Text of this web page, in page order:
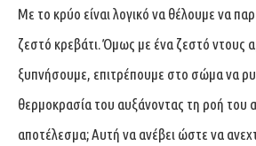
Με το κρύο είναι λογικό να θέλουμε να
ζεστό κρεβάτι. Όμως με ένα ζεστό ντους
ξυπνήσουμε, επιτρέπουμε στο σώμα να
θερμοκρασία του αυξάνοντας τη ροή του
αποτέλεσμα; Αυτή να ανέβει ώστε να